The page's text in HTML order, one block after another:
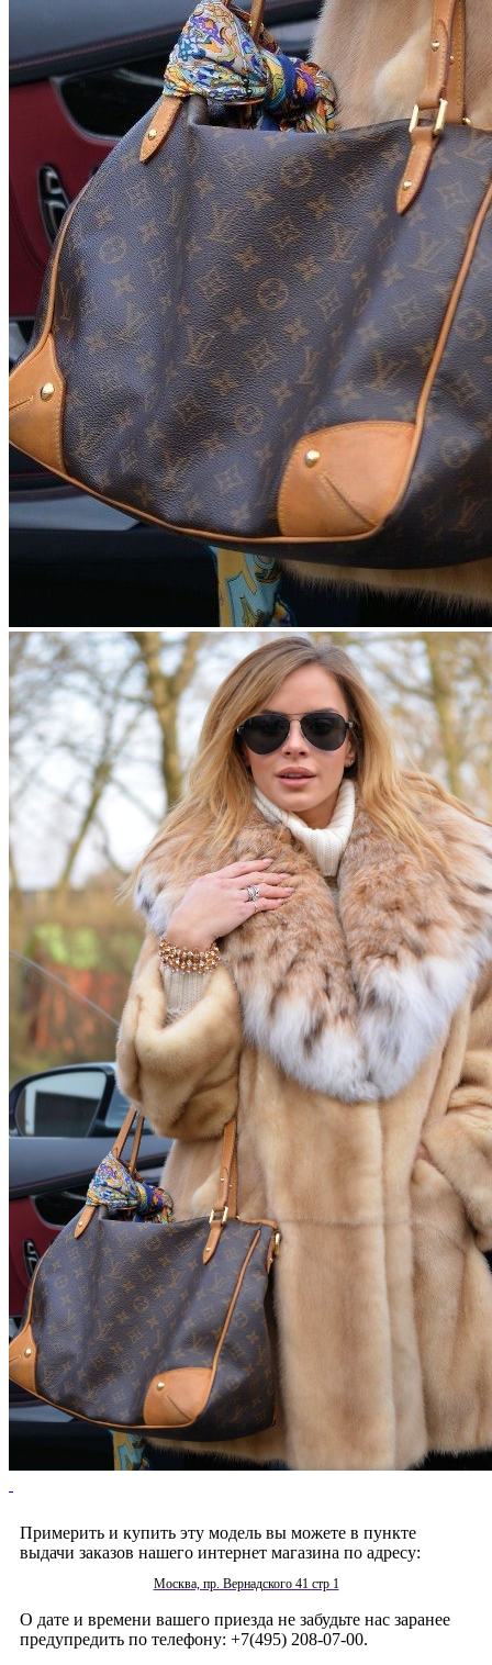
Примерить и купить эту модель вы можете в пункте
выдачи заказов нашего интернет магазина по адресу:
Москва, пр. Вернадского 41 стр 1
О дате и времени вашего приезда не забудьте нас заранее
предупредить по телефону: +7(495) 208-07-00.